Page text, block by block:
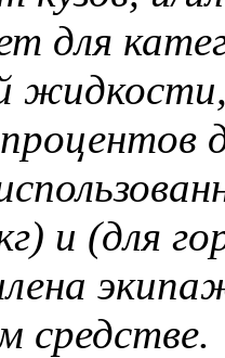
для
и (для
средстве.